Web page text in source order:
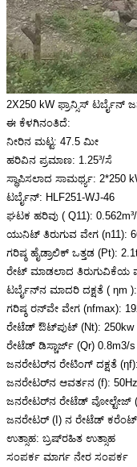
2X250 kW ಫ್ರಾನ್ಸಿಸ್
ಈ ಕೆಳಗಿನಂತಿದೆ:
ನೀರಿನ ಮಟ್ಟ: 47.5 ಮೀ
ಹರಿವಿನ ಪ್ರಮಾಣ: 1.25³/ಸೆ
ಸ್ಥಾಪಿಸಲಾದ ಸಾಮರ್ಥ್ಯ: 2*250
ಟರ್ಬೈನ್: HLF251-WJ-46
ಘಟಕ ಹರಿವು ( Q11):
ಯುನಿಟ್ ತಿರುಗುವ ವೇಗ (n11):
ಗರಿಷ್ಠ ಹೈಡ್ರಾಲಿಕ್ ಒತ್ತಡ (Pt):
ರೇಟ್ ಮಾಡಲಾದ ತಿರುಗುವಿಕೆಯ
ಟರ್ಬೈನ್‌ನ ಮಾದರಿ ದಕ್ಷತೆ ( ηm
ಗರಿಷ್ಠ ರನ್‌ವೇ ವೇಗ (nfmax):
ರೇಟೆಡ್ ಔಟ್‌ಪುಟ್ (Nt): 250kw
ರೇಟೆಡ್ ಡಿಸ್ಚಾರ್ಜ್ (Qr) 0.8m3/s
ಜನರೇಟರ್‌ನ ರೇಟಿಂಗ್ ದಕ್ಷತೆ
ಜನರೇಟರ್‌ನ ಆವರ್ತನ (f): 50Hz
ಜನರೇಟರ್‌ನ ರೇಟೆಡ್ ವೋಲ್ಟೇಜ್
ಜನರೇಟರ್ (I) ನ ರೇಟೆಡ್
ಉತ್ಸಾಹ: ಬ್ರಷ್‌ರಹಿತ ಉತ್ಸಾಹ
ಸಂಪರ್ಕ ಮಾರ್ಗ ನೇರ ಸಂಪರ್ಕ